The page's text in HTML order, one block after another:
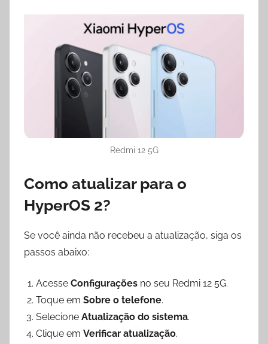
Redmi 12 5G
Como atualizar para o
HyperOS 2?
Se você ainda não recebeu a atualização, siga os
passos abaixo:
Acesse Configurações no seu Redmi 12 5G.
Toque em Sobre o telefone.
Selecione Atualização do sistema.
Clique em Verificar atualização.